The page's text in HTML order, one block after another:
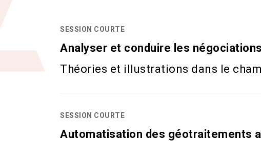
SESSION COURTE
Analyser et conduire les négociations
Théories et illustrations dans le
SESSION COURTE
Automatisation des géotraitements